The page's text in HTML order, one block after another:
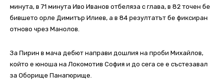
минута, в 71 минута Иво Иванов отбеляза с глава, в 82 точен бе
бившето орле Димитър Илиев, а в 84 резултатът бе фиксиран
отново чрез Манолов.
За Пирин в мача дебют направи дошлия на проби Михайлов,
който е юноша на Локомотив София и до сега се е състезавал
за Оборище Панагюрище.